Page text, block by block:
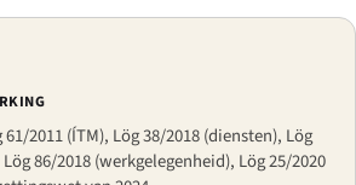
2011 (ÍTM), Lög 38/2018 (diensten), Lög
86/2018 (werkgelegenheid), Lög 25/2020